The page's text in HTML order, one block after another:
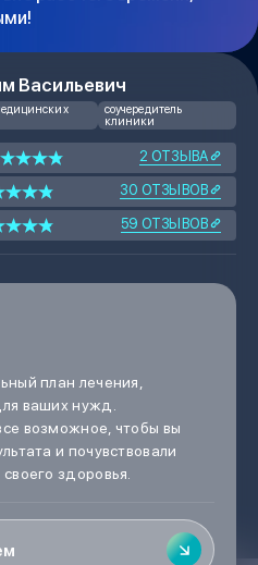
Васильевич
соучередитель
клиники
2 ОТЗЫВА
30 ОТЗЫВОВ
59 ОТЗЫВОВ
план лечения,
ваших нужд.
возможное, чтобы вы
и почувствовали
здоровья.